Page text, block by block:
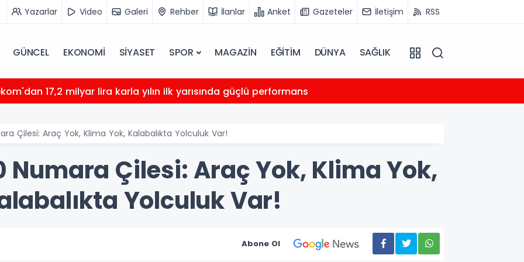
Yazarlar Video Galeri Rehber İlanlar Anket Gazeteler İletişim RSS
GÜNCEL EKONOMİ SİYASET SPOR MAGAZİN EĞİTİM DÜNYA SAĞLIK
17,2 milyar lira karla yılın ilk yarısında güçlü performans
Çilesi: Araç Yok, Klima Yok, Kalabalıkta Yolculuk Var!
Numara Çilesi: Araç Yok, Klima Yok,
Yolculuk Var!
Abone Ol